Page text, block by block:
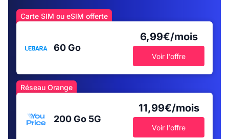
Carte SIM ou eSIM offerte
60 Go
6,99€/mois
Voir l'offre
Réseau Orange
200 Go 5G
11,99€/mois
Voir l'offre